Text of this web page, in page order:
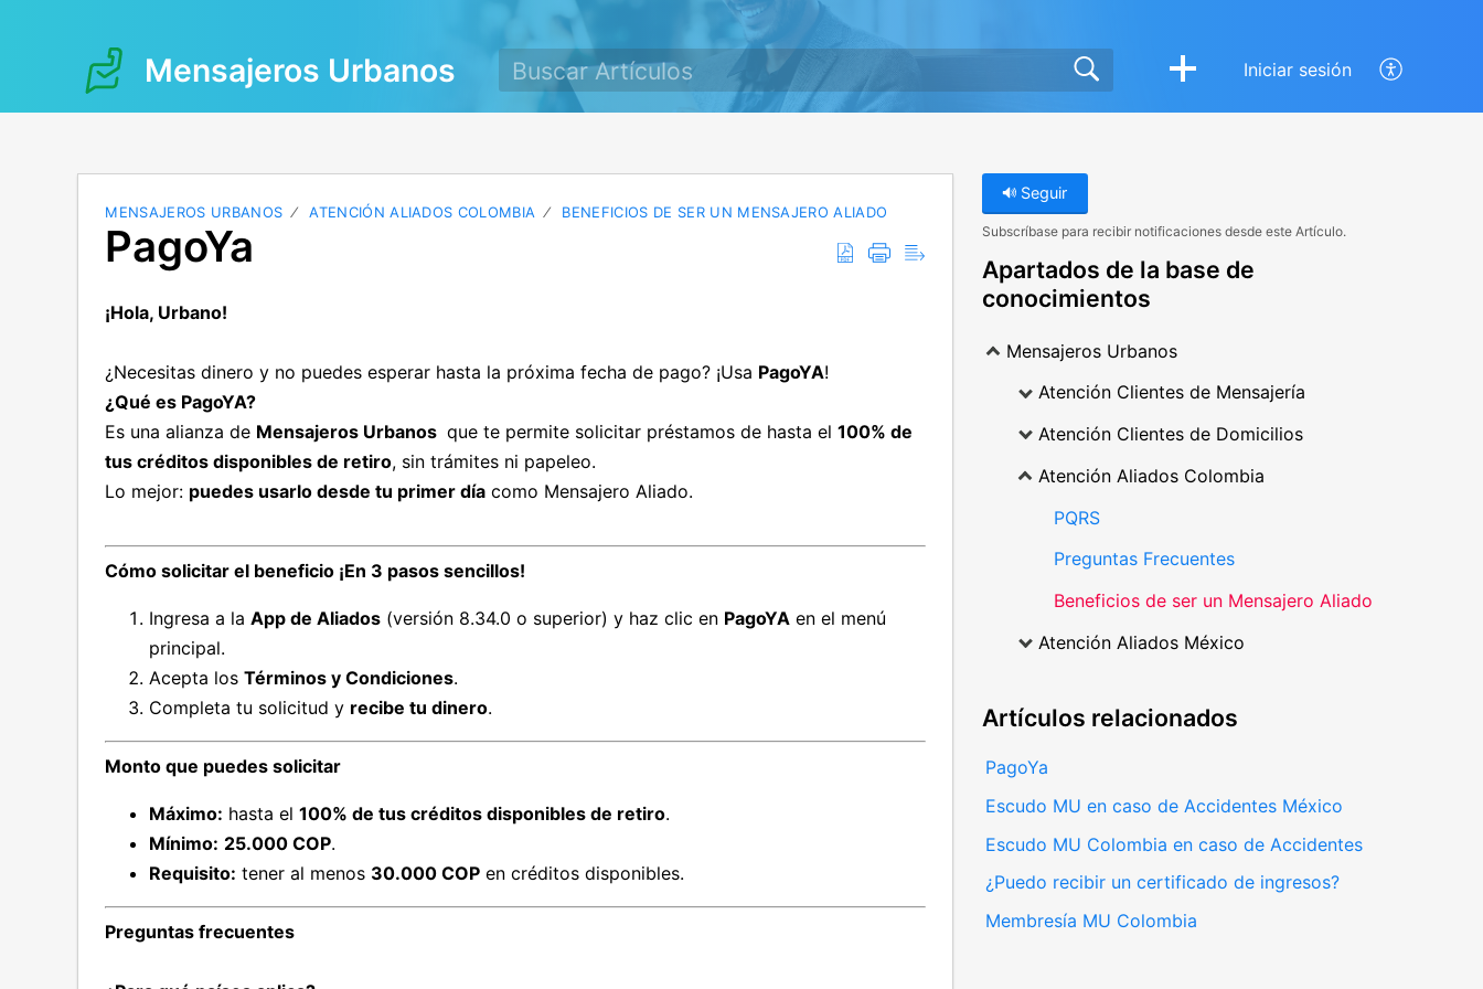
Mensajeros Urbanos Iniciar sesión
MENSAJEROS URBANOS ATENCIÓN ALIADOS COLOMBIA BENEFICIOS DE SER UN MENSAJERO ALIADO
PagoYa
¡Hola, Urbano!
¿Necesitas dinero y no puedes esperar hasta la próxima fecha de pago? ¡Usa PagoYA!
¿Qué es PagoYA?
Es una alianza de Mensajeros Urbanos que te permite solicitar préstamos de hasta el100% de
tus créditos disponibles de retiro, sin trámites ni papeleo.
Lo mejor: puedes usarlo desde tu primer día como Mensajero Aliado.
Cómo solicitar el beneficio ¡En 3 pasos sencillos!
Ingresa a laApp de Aliados (versión 8.34.0 o superior) y haz clic en PagoYA en el menú
principal.
Acepta losTérminos y Condiciones.
Completa tu solicitud y recibe tu dinero.
Monto que puedes solicitar
Máximo: hasta el100% de tus créditos disponibles de retiro.
Mínimo: 25.000 COP.
Requisito: tener al menos 30.000 COP en créditos disponibles.
Preguntas frecuentes
Seguir
Subscríbase para recibir notificaciones desde este Artículo.
Apartados de la base de
conocimientos
Mensajeros Urbanos
Atención Clientes de Mensajería
Atención Clientes de Domicilios
Atención Aliados Colombia
PQRS
Preguntas Frecuentes
Beneficios de ser un Mensajero Aliado
Atención Aliados México
Artículos relacionados
PagoYa
Escudo MU en caso de Accidentes México
Escudo MU Colombia en caso de Accidentes
¿Puedo recibir un certificado de ingresos?
Membresía MU Colombia